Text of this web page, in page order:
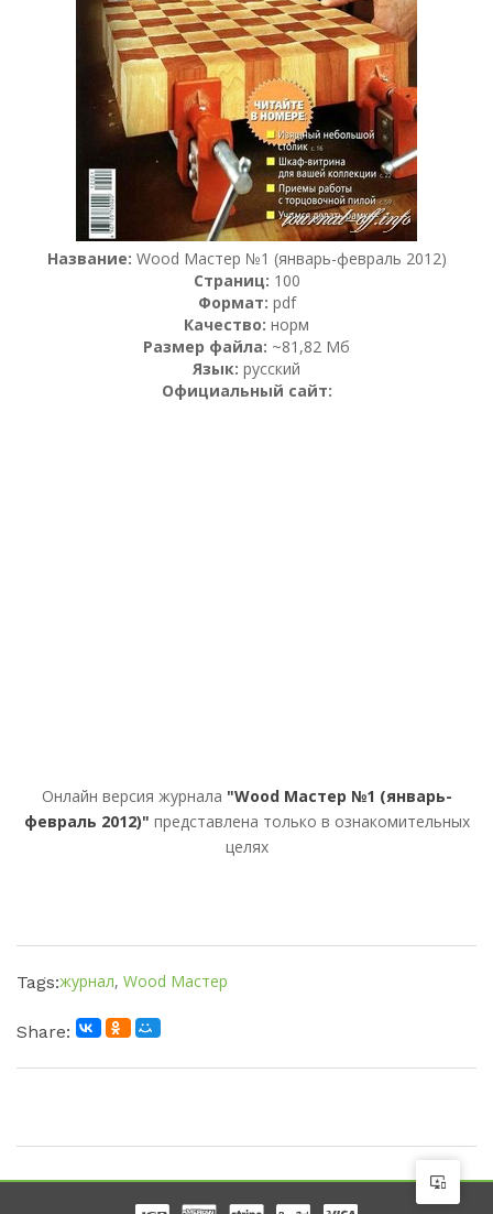
Название: Wood Мастер №1 (январь-февраль 2012)
Страниц: 100
Формат: pdf
Качество: норм
Размер файла: ~81,82 Мб
Язык: русский
Официальный сайт:
Онлайн версия журнала "Wood Мастер №1 (январь-
февраль 2012)" представлена только в ознакомительных
целях
Tags:журнал, Wood Мастер
Share: